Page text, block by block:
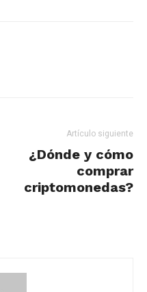
Artículo siguiente
¿Dónde y cómo
comprar
criptomonedas?